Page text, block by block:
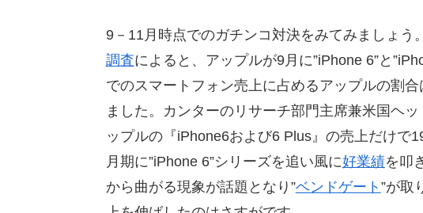
9－11月時点でのガチンコ対決をみてみましょ
調査によると、アップルが9月に”iPhone 6”と
でのスマートフォン売上に占めるアップルの割
ました。カンターのリサーチ部門主席兼米国ヘ
ップルの『iPhone6および6 Plus』の売上だけで
月期に”iPhone 6”シリーズを追い風に好業績を叩
から曲がる現象が話題となり”ベンドゲート ”が取